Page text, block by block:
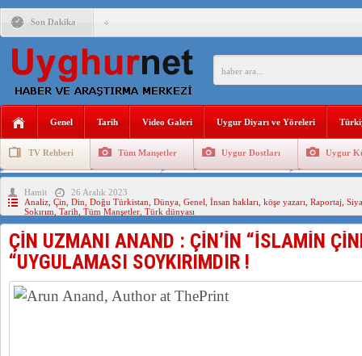
Son Dakika
ANAHTAR PARTİ GENEL BAŞKANI AĞIRALİOĞLU :
DİYANET AKADEMİSİ BAŞKANI DOÇ.DR.KAAN : DOĞU
150 YILDIR KAYNAYAN YARAMIZ : ÇİN İŞGALİNDEKİ
MHP’DEN URUMÇİ KATLİAMI MESAJİ : 05.07.2009
ÇİN’İN ANKARA BÜYÜKELÇİSİ JİANG’İN TRABZON
Genel Tarih Video Galeri Uygur Diyarı ve Yöreleri
TV Rehberi Tüm Manşetler Uygur Dostları Uygur
Uygurlarda Düğün ve Cenaze
Hamit
26 Aralık 2023
Analiz Çin Din Doğu Türkistan Dünya Genel İnsan hakları köşe yazarı Raportaj
Sokırım Tarih Tüm Manşetler Türk dünyası
ÇİN UZMANI ANAND : ÇİN’İN “İSLAMİN
“UYGULAMASI SOYKIRIMDIR !